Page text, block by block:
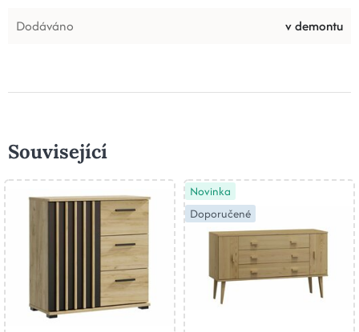
Dodáváno v demontu
Související
Novinka
Doporučené